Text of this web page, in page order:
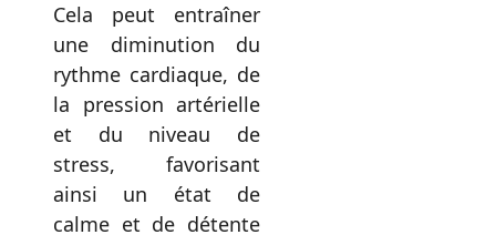
Cela peut entraîner
une diminution du
rythme cardiaque, de
la pression artérielle
et du niveau de
stress, favorisant
ainsi un état de
calme et de détente